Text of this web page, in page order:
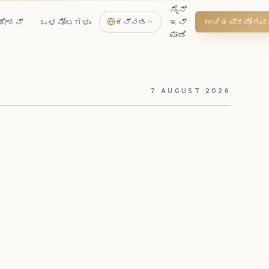
ಒಳನೋಟಗಳು ಕನ್ನಡ
ಸೈನ್
ಇನ್
ಮಾಡಿ
ಉಚಿತ
7 AUGUST 2026